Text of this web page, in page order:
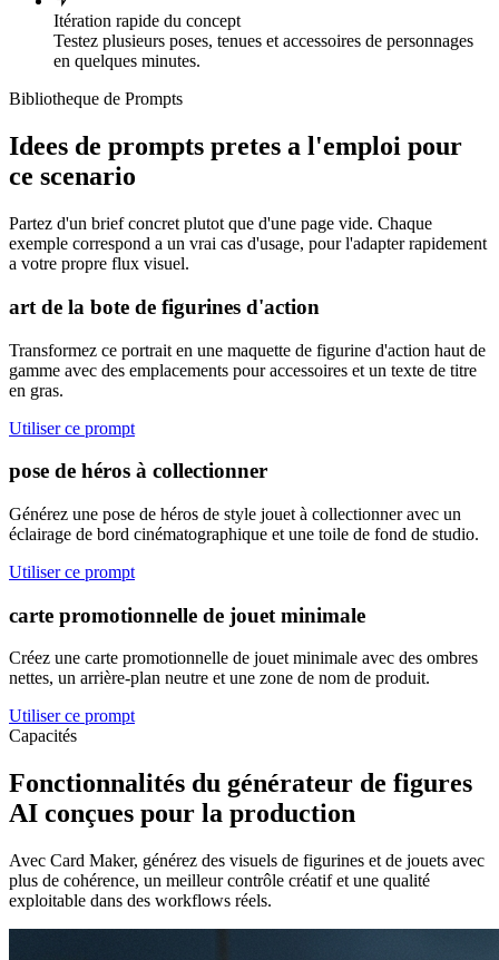
Itération rapide du concept
Testez plusieurs poses, tenues et accessoires de personnages
en quelques minutes.
Bibliotheque de Prompts
Idees de prompts pretes a l'emploi pour
ce scenario
Partez d'un brief concret plutot que d'une page vide. Chaque
exemple correspond a un vrai cas d'usage, pour l'adapter rapidement
a votre propre flux visuel.
art de la bote de figurines d'action
Transformez ce portrait en une maquette de figurine d'action haut de
gamme avec des emplacements pour accessoires et un texte de titre
en gras.
Utiliser ce prompt
pose de héros à collectionner
Générez une pose de héros de style jouet à collectionner avec un
éclairage de bord cinématographique et une toile de fond de studio.
Utiliser ce prompt
carte promotionnelle de jouet minimale
Créez une carte promotionnelle de jouet minimale avec des ombres
nettes, un arrière-plan neutre et une zone de nom de produit.
Utiliser ce prompt
Capacités
Fonctionnalités du générateur de figures
AI conçues pour la production
Avec Card Maker, générez des visuels de figurines et de jouets avec
plus de cohérence, un meilleur contrôle créatif et une qualité
exploitable dans des workflows réels.